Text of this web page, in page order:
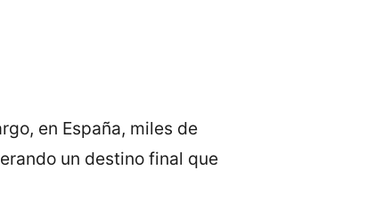
en España, miles de
un destino final que